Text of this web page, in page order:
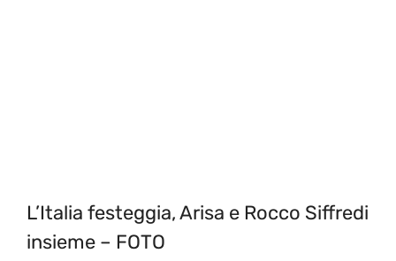
L’Italia festeggia, Arisa e Rocco Siffredi
insieme – FOTO